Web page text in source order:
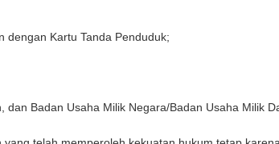
Kartu Tanda Penduduk;
Badan Usaha Milik Negara/Badan Usaha Milik